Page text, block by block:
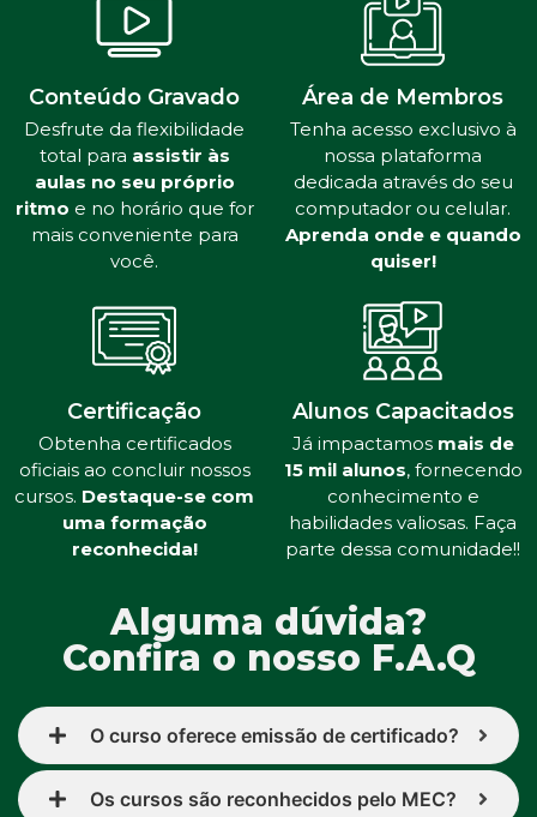
Conteúdo Gravado
Desfrute da flexibilidade
total para assistir às
aulas no seu próprio
ritmo e no horário que for
mais conveniente para
você.
Área de Membros
Tenha acesso exclusivo à
nossa plataforma
dedicada através do seu
computador ou celular.
Aprenda onde e quando
quiser!
Certificação
Obtenha certificados
oficiais ao concluir nossos
cursos. Destaque-se com
uma formação
reconhecida!
Alunos Capacitados
Já impactamos mais de
15 mil alunos, fornecendo
conhecimento e
habilidades valiosas. Faça
parte dessa comunidade!!
Alguma dúvida?
Confira o nosso F.A.Q
O curso oferece emissão de certificado?
Os cursos são reconhecidos pelo MEC?